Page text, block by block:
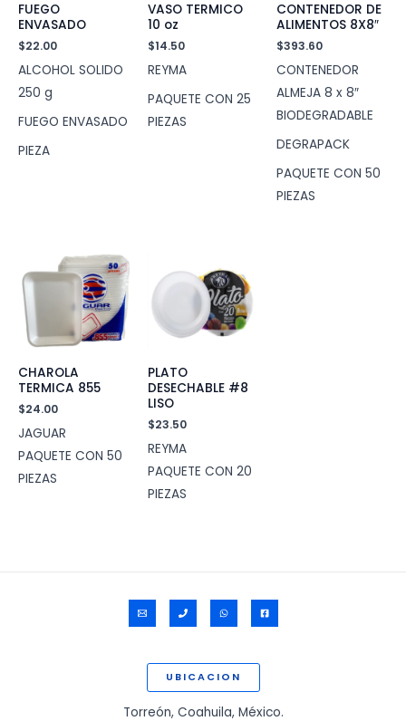
FUEGO
ENVASADO
$22.00
ALCOHOL SOLIDO
250 g
FUEGO ENVASADO
PIEZA
VASO TERMICO
10 oz
$14.50
REYMA
PAQUETE CON 25
PIEZAS
CONTENEDOR DE
ALIMENTOS 8X8″
$393.60
CONTENEDOR
ALMEJA 8 x 8″
BIODEGRADABLE
DEGRAPACK
PAQUETE CON 50
PIEZAS
CHAROLA
TERMICA 855
$24.00
JAGUAR
PAQUETE CON 50
PIEZAS
PLATO
DESECHABLE #8
LISO
$23.50
REYMA
PAQUETE CON 20
PIEZAS
UBICACION
Torreón, Coahuila, México.